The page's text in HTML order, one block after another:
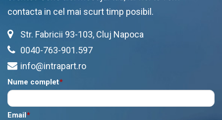
contacta in cel mai scurt timp posibil.
Str. Fabricii 93-103, Cluj Napoca
0040-763-901.597
info@intrapart.ro
*
Nume complet
*
Email